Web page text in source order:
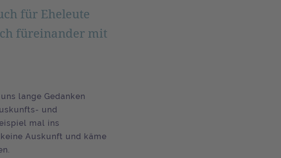
für Eheleute
füreinander mit
lange Gedanken
und
mal ins
Auskunft und käme